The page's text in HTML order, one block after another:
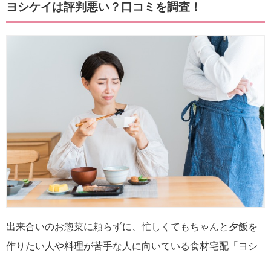
ヨシケイは評判悪い？口コミを調査！
出来合いのお惣菜に頼らずに、忙しくてもちゃんと夕飯を
作りたい人や料理が苦手な人に向いている食材宅配「ヨシ